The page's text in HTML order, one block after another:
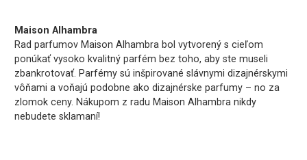
Maison Alhambra
Rad parfumov Maison Alhambra bol vytvorený s cieľom
ponúkať vysoko kvalitný parfém bez toho, aby ste museli
zbankrotovať. Parfémy sú inšpirované slávnymi dizajnérskymi
vôňami a voňajú podobne ako dizajnérske parfumy – no za
zlomok ceny. Nákupom z radu Maison Alhambra nikdy
nebudete sklamaní!